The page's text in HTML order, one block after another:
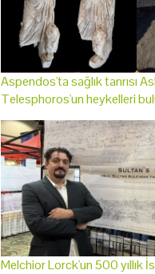
Aspendos'ta sağlık tanrısı
Telesphoros'un heykelleri
Melchior Lorck'un 500 yıllık